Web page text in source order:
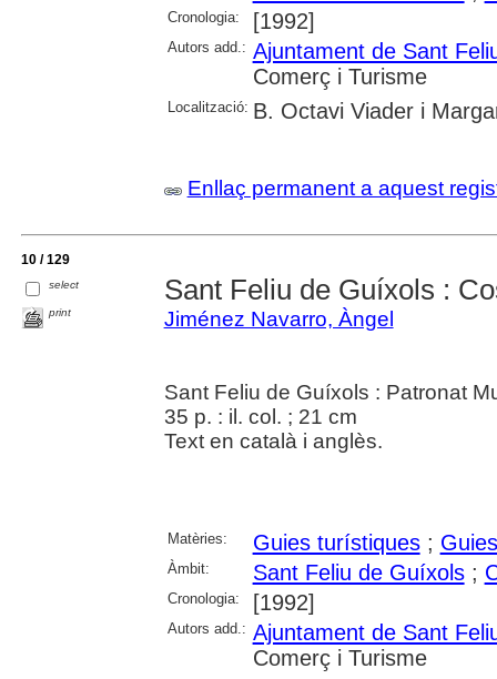
Cronologia: [1992]
Autors add.: Ajuntament de Sant
Comerç i Turisme
Localització: B. Octavi Viader i
Enllaç permanent a aquest
10 / 129
select
print
Sant Feliu de Guíxols :
Jiménez Navarro, Àngel
Sant Feliu de Guíxols : Patronat
35 p. : il. col. ; 21 cm
Text en català i anglès.
Matèries: Guies turístiques;
Àmbit: Sant Feliu de Guíxols;
Cronologia: [1992]
Autors add.: Ajuntament de Sant
Comerç i Turisme